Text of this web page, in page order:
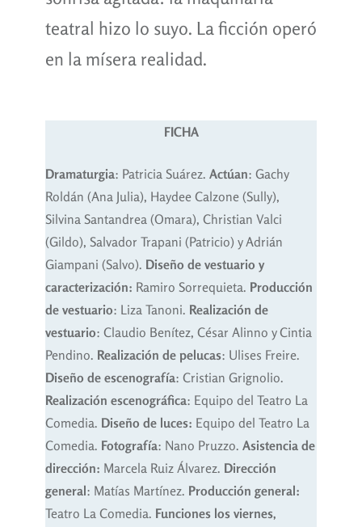
teatral hizo lo suyo. La ficción operó
en la mísera realidad.
FICHA
Dramaturgia: Patricia Suárez. Actúan: Gachy
Roldán (Ana Julia), Haydee Calzone (Sully),
Silvina Santandrea (Omara), Christian Valci
(Gildo), Salvador Trapani (Patricio) y Adrián
Giampani (Salvo). Diseño de vestuario y
caracterización: Ramiro Sorrequieta. Producción
de vestuario: Liza Tanoni. Realización de
vestuario: Claudio Benítez, César Alinno y Cintia
Pendino. Realización de pelucas: Ulises Freire.
Diseño de escenografía: Cristian Grignolio.
Realización escenográfica: Equipo del Teatro La
Comedia. Diseño de luces: Equipo del Teatro La
Comedia. Fotografía: Nano Pruzzo. Asistencia de
dirección: Marcela Ruiz Álvarez. Dirección
general: Matías Martínez. Producción general:
Teatro La Comedia. Funciones los viernes,